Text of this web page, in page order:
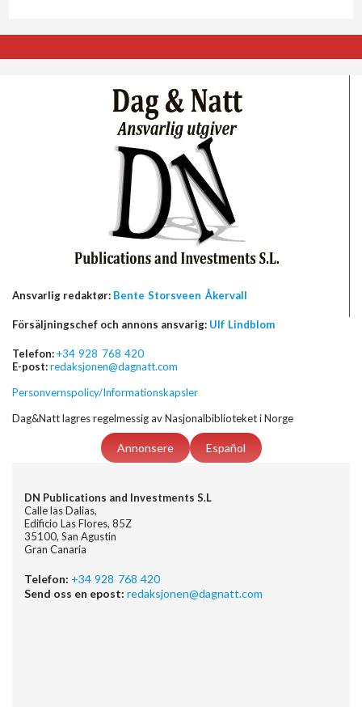
Ansvarlig redaktør: Bente Storsveen Åkervall
Försäljningschef och annons ansvarig: Ulf Lindblom
Telefon:+34 928 768 420
E-post:redaksjonen@dagnatt.com
Personvernspolicy/Informationskapsler
Dag&Natt lagres regelmessig av Nasjonalbiblioteket i Norge
Annonsere Español
DN Publications and Investments S.L
Calle las Dalias,
Edificio Las Flores, 85Z
35100, San Agustin
Gran Canaria
Telefon: +34 928 768 420
Send oss en epost: redaksjonen@dagnatt.com